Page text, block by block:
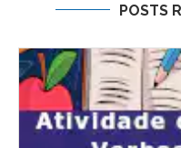
POSTS